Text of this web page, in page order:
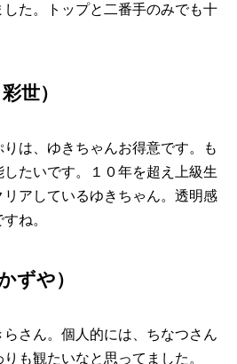
た。トップと二番手のみでも十
世）
は、ゆきちゃんお得意です。も
たいです。１０年を超え上級生
アしているゆきちゃん。透明感
ね。
ずや）
さん。個人的には、ちなつさん
も観たいなと思ってました。